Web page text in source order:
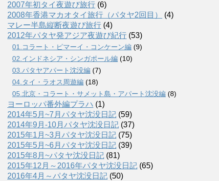
2007年初タイ夜遊び旅行 (6)
2008年香港マカオタイ旅行（パタヤ2回目）
(4)
マレー半島縦断夜遊び旅行 (4)
2012年パタヤ発アジア夜遊び紀行 (53)
01.コラート・ピマーイ・コンケーン編 (9)
02.インドネシア・シンガポール編 (10)
03.パタヤアパート沈没編 (7)
04.タイ・ラオス周遊編 (18)
05.北京・コラート・サメット島・アパート沈没編 (8)
ヨーロッパ番外編プラハ (1)
2014年5月~7月パタヤ沈没日記 (59)
2014年9月-10月パタヤ沈没日記 (37)
2015年1月~3月パタヤ沈没日記 (75)
2015年5月~6月パタヤ沈没日記 (39)
2015年8月~パタヤ沈没日記 (81)
2015年12月～2016年パタヤ沈没日記 (65)
2016年4月～パタヤ沈没日記 (50)